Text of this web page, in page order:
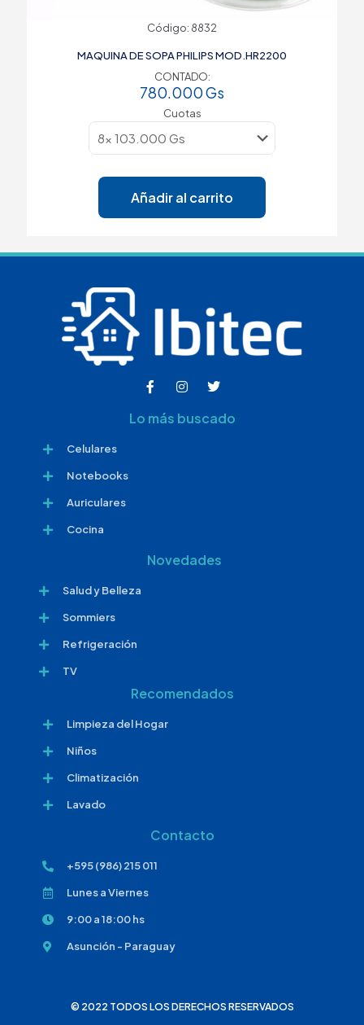
Código: 8832
MAQUINA DE SOPA PHILIPS MOD.HR2200
CONTADO:
780.000Gs
Cuotas
Añadir al carrito
Lo más buscado
Celulares
Notebooks
Auriculares
Cocina
Novedades
Salud y Belleza
Sommiers
Refrigeración
TV
Recomendados
Limpieza del Hogar
Niños
Climatización
Lavado
Contacto
+595 (986) 215 011
Lunes a Viernes
9:00 a 18:00 hs
Asunción - Paraguay
© 2022 TODOS LOS DERECHOS RESERVADOS